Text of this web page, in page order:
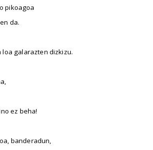
pikoagoa
da.
loa galarazten dizkizu.
ez beha!
banderadun,